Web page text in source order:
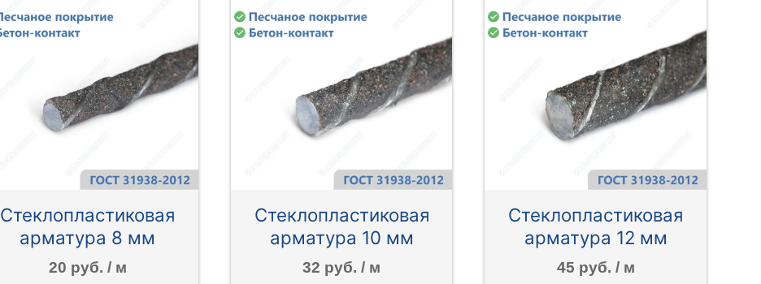
Стеклопластиковая
арматура 8 мм
20 руб. / м
Стеклопластиковая
арматура 10 мм
32 руб. / м
Стеклопластиковая
арматура 12 мм
45 руб. / м